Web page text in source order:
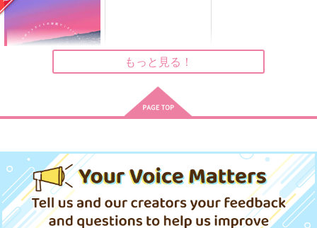
作品詳細
銀嶺へ沈む
CoA
指輪のはなし
Rabi
南の国の大人たち
かささぎの
で
talvi meri
専売 715円（税込）
魔法使いの約束
レノックス×フィガロ
もっと見る！